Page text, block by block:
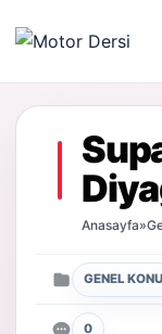
Motor Dersi
Anasayfa»
GENEL
0